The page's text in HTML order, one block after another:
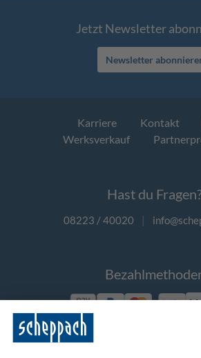
Jetzt Newsletter
Newsletter
Karriere Kontakt
Werksverkauf
Hast du
08223 / 40020 |